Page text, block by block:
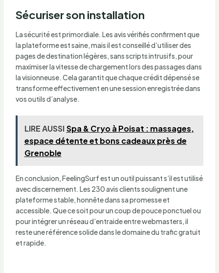
Sécuriser son installation
La sécurité est primordiale. Les avis vérifiés confirment que
la plateforme est saine, mais il est conseillé d’utiliser des
pages de destination légères, sans scripts intrusifs, pour
maximiser la vitesse de chargement lors des passages dans
la visionneuse. Cela garantit que chaque crédit dépensé se
transforme effectivement en une session enregistrée dans
vos outils d’analyse.
LIRE AUSSI Spa & Cryo à Poisat : massages,
espace détente et bons cadeaux près de
Grenoble
En conclusion, FeelingSurf est un outil puissant s’il est utilisé
avec discernement. Les 230 avis clients soulignent une
plateforme stable, honnête dans sa promesse et
accessible. Que ce soit pour un coup de pouce ponctuel ou
pour intégrer un réseau d’entraide entre webmasters, il
reste une référence solide dans le domaine du trafic gratuit
et rapide.